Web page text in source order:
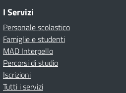
I Servizi
Personale scolastico
Famiglie e studenti
MAD Interpello
Percorsi di studio
Iscrizioni
Tutti i servizi